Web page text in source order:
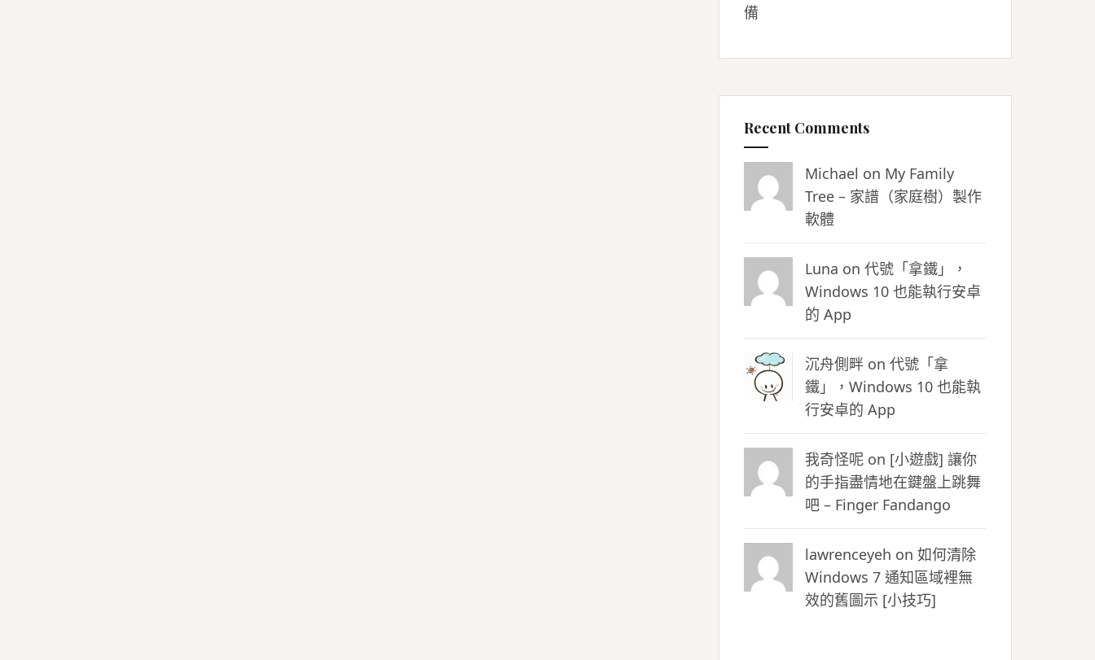
備
Recent Comments
Michael on My Family
Tree – 家譜（家庭樹）製作
軟體
Luna on 代號「拿鐵」，
Windows 10 也能執行安卓
的 App
沉舟側畔 on 代號「拿
鐵」，Windows 10 也能執
行安卓的 App
我奇怪呢 on [小遊戲] 讓你
的手指盡情地在鍵盤上跳舞
吧 – Finger Fandango
lawrenceyeh on 如何清除
Windows 7 通知區域裡無
效的舊圖示 [小技巧]